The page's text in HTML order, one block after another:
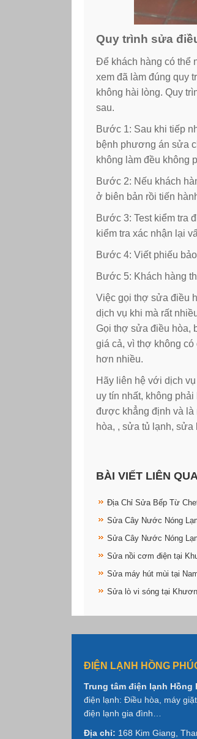
Quy trình sửa
Để khách hàng có thể
xem đã làm đúng quy
không hài lòng. Quy
sau.
Bước 1: Sau khi tiếp
bệnh phương án sửa
không làm đều không
Bước 2: Nếu khách
ở biên bản rồi tiến
Bước 3: Test kiểm tra
kiểm tra xác nhận lại
Bước 4: Viết phiếu
Bước 5: Khách hàng
Việc gọi thợ sửa điều
dịch vụ khi mà rất
Gọi thợ sửa điều hòa,
giá cả, vì thợ không
hơn nhiều.
Hãy liên hệ với dịch vụ
uy tín nhất, không
được khẳng định và là
hòa, , sửa tủ lạnh,
BÀI VIẾT LIÊN
Địa Chỉ Sửa Bếp Từ
Sửa Cây Nước Nóng
Sửa Cây Nước Nóng
Sửa nồi cơm điện tại
Sửa máy hút mùi tại
Sửa lò vi sóng tại
ĐIỆN LẠNH HỒNG
Trung tâm điện lạnh Hồng
điện lạnh: Điều hòa, máy
điện lạnh gia đình…
Địa chỉ: 168 Kim Giang,